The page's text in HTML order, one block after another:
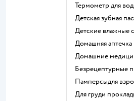
термометр для
детская зубная
детские влажные
домашняя аптечка
домашние
безрецептурные
памперсыдля
для груди